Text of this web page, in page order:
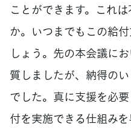
ことができます。これ
か。いつまでもこの給
しょう。先の本会議に
質しましたが、納得の
でした。真に支援を必
付を実施できる仕組みを